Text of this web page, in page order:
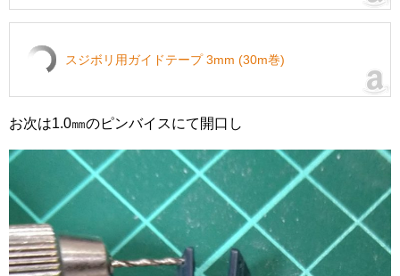
スジボリ用ガイドテープ 3mm (30m巻)
お次は1.0㎜のピンバイスにて開口し